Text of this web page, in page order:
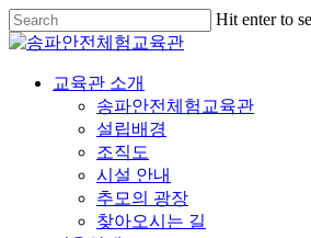
Hit enter to
교육관 소개
송파안전체험교육관
설립배경
조직도
시설 안내
추모의 광장
찾아오시는 길